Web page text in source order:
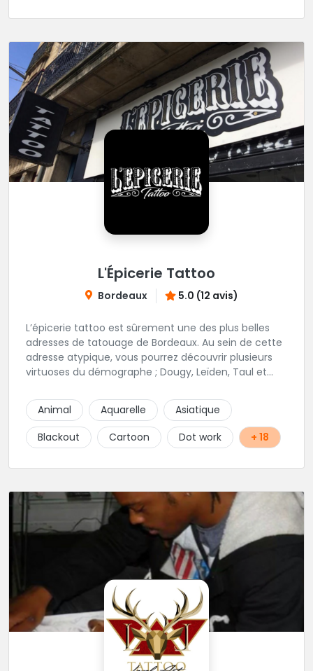
L'Épicerie Tattoo
Bordeaux 5.0 (12 avis)
L’épicerie tattoo est sûrement une des plus belles
adresses de tatouage de Bordeaux. Au sein de cette
adresse atypique, vous pourrez découvrir plusieurs
virtuoses du démographe ; Dougy, Leïden, Taul et
enfant et sympathique, vous pourrez demander
conseil pour votre tattoo. N'hésitez plus une seconde
pour rencontrer cette belle équipe !
Animal Aquarelle
Asiatique
Blackout
Cartoon Dot work + 18